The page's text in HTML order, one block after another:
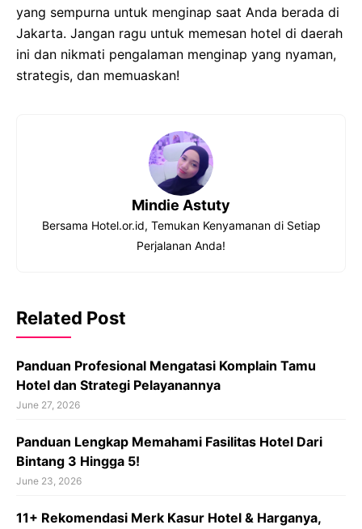
yang sempurna untuk menginap saat Anda berada di
Jakarta. Jangan ragu untuk memesan hotel di daerah
ini dan nikmati pengalaman menginap yang nyaman,
strategis, dan memuaskan!
Mindie Astuty
Bersama Hotel.or.id, Temukan Kenyamanan di Setiap
Perjalanan Anda!
Related Post
Panduan Profesional Mengatasi Komplain Tamu
Hotel dan Strategi Pelayanannya
June 27, 2026
Panduan Lengkap Memahami Fasilitas Hotel Dari
Bintang 3 Hingga 5!
June 23, 2026
11+ Rekomendasi Merk Kasur Hotel & Harganya,